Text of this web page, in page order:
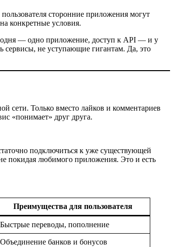
сторонние приложения могут
конкретные условия.
— одно приложение, доступ к API — и у
сервисы, не уступающие гигантам. Да, это
сети. Только вместо лайков и комментариев
«понимает» друг друга.
подключиться к уже существующей
покидая любимого приложения. Это и есть
Преимущества для пользователя
Быстрые переводы, пополнение
Объединение банков и бонусов